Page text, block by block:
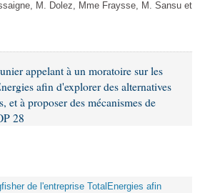
M. Dolez, Mme Fraysse, M. Sansu et
appelant à un moratoire sur les
afin d'explorer des alternatives
et à proposer des mécanismes de
28
de l'entreprise TotalEnergies afin